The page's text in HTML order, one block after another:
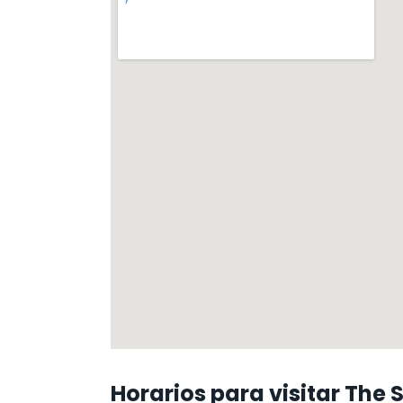
Horarios para visitar The